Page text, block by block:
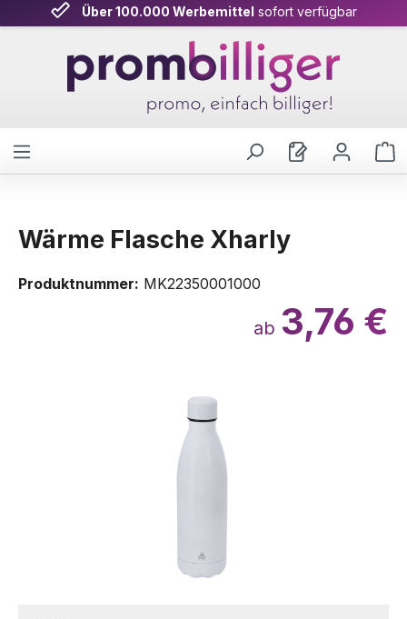
Zum Hauptinhalt springen
Über 100.000 Werbemittel sofort verfügbar
Wärme Flasche Xharly
Produktnummer: MK22350001000
ab 3,76 €